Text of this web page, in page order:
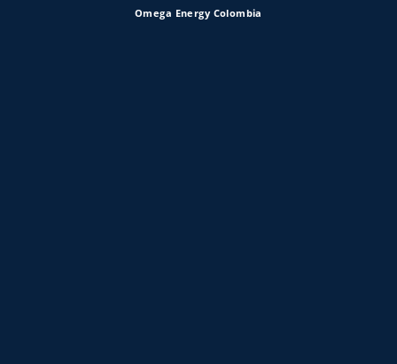
Omega Energy Colombia